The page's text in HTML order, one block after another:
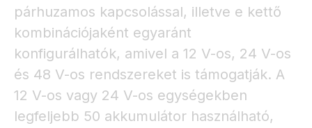
párhuzamos kapcsolással, illetve e kettő
kombinációjaként egyaránt
konfigurálhatók, amivel a 12 V-os, 24 V-os
és 48 V-os rendszereket is támogatják. A
12 V-os vagy 24 V-os egységekben
legfeljebb 50 akkumulátor használható,